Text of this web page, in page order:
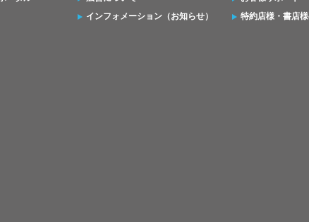
インフォメーション（お知らせ）
特約店様・書店